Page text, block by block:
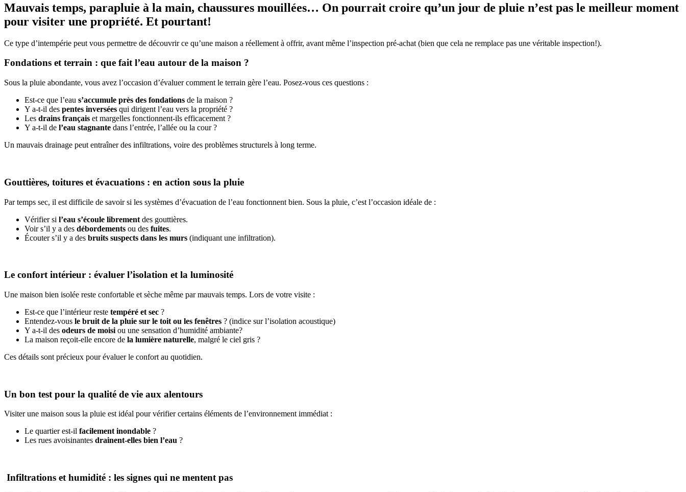
Mauvais temps, parapluie à la main, chaussures mouillées… On pourrait croire qu’un jour de pluie n’est pas le meilleur moment
pour visiter une propriété. Et pourtant!
Ce type d’intempérie peut vous permettre de découvrir ce qu’une maison a réellement à offrir, avant même l’inspection pré-achat (bien que cela ne remplace pas une véritable inspection!).
Fondations et terrain : que fait l’eau autour de la maison ?
Sous la pluie abondante, vous avez l’occasion d’évaluer comment le terrain gère l’eau. Posez-vous ces questions :
Est-ce que l’eau s’accumule près des fondations de la maison ?
Y a-t-il des pentes inversées qui dirigent l’eau vers la propriété ?
Les drains français et margelles fonctionnent-ils efficacement ?
Y a-t-il de l’eau stagnante dans l’entrée, l’allée ou la cour ?
Un mauvais drainage peut entraîner des infiltrations, voire des problèmes structurels à long terme.
Gouttières, toitures et évacuations : en action sous la pluie
Par temps sec, il est difficile de savoir si les systèmes d’évacuation de l’eau fonctionnent bien. Sous la pluie, c’est l’occasion idéale de :
Vérifier si l’eau s’écoule librement des gouttières.
Voir s’il y a des débordements ou des fuites.
Écouter s’il y a des bruits suspects dans les murs (indiquant une infiltration).
Le confort intérieur : évaluer l’isolation et la luminosité
Une maison bien isolée reste confortable et sèche même par mauvais temps. Lors de votre visite :
Est-ce que l’intérieur reste tempéré et sec ?
Entendez-vous le bruit de la pluie sur le toit ou les fenêtres ? (indice sur l’isolation acoustique)
Y a-t-il des odeurs de moisi ou une sensation d’humidité ambiante?
La maison reçoit-elle encore de la lumière naturelle, malgré le ciel gris ?
Ces détails sont précieux pour évaluer le confort au quotidien.
Un bon test pour la qualité de vie aux alentours
Visiter une maison sous la pluie est idéal pour vérifier certains éléments de l’environnement immédiat :
Le quartier est-il facilement inondable ?
Les rues avoisinantes drainent-elles bien l’eau ?
Infiltrations et humidité : les signes qui ne mentent pas